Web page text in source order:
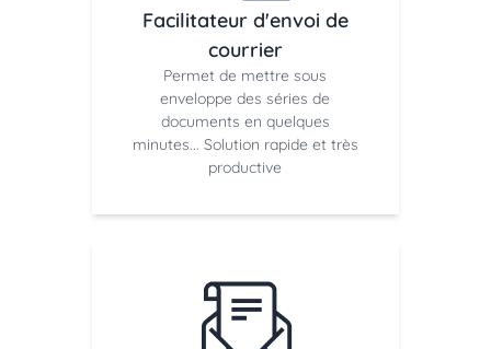
Facilitateur d'envoi de
courrier
Permet de mettre sous
enveloppe des séries de
documents en quelques
minutes... Solution rapide et très
productive